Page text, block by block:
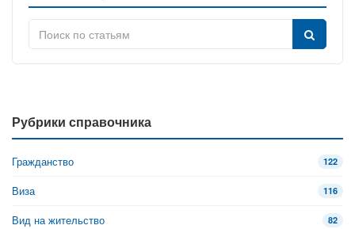
Рубрики справочника
Гражданство 122
Виза 116
Вид на жительство 82